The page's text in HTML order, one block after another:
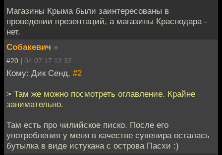
Магазины Крыма были заинтересованы в
проведении презентаций, а магазины Краснодара -
нет.
Собакевич »
#20 | 04.07.17 12:32
Кому: Дик Сенд, #2
> Там же можно посмотреть оглавление. Крайне
занимательно.
Там есть про чилийское писко. После его
употребления у меня в качестве сувенира осталась
бутылка в виде истукана с острова Пасхи :)